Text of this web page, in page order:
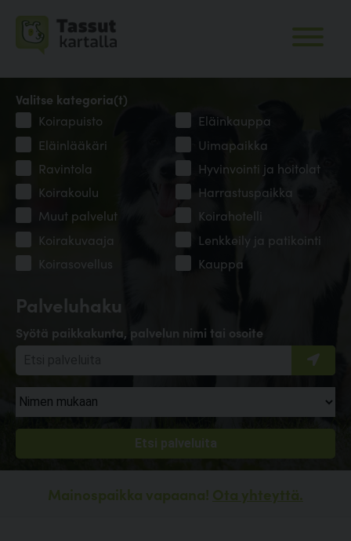
Palveluhaku
Syötä paikkakunta, palvelun nimi tai osoite
Valitse kategoria(t)
Koirapuisto
Eläinkauppa
Eläinlääkäri
Uimapaikka
Ravintola
Hyvinvointi ja hoitolat
Koirakoulu
Harrastuspaikka
Muut palvelut
Koirahotelli
Koirakuvaaja
Lenkkeily ja patikointi
Koirasovellus
Kauppa
Mainospaikka vapaana! Ota yhteyttä.